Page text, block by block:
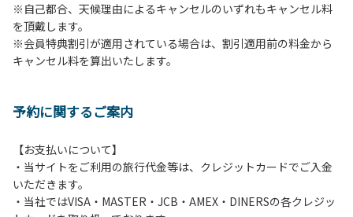
・電源は各サイトにありますのでご利用ください。ただし、
発電機等は使用できません。
・キャンプサイトでは、車のエンジンを停止してください。
・場内での制限速度は10㎞/h以下です。
用）はお止めください。
自己管理責任とさせていただきます。
※自己都合、天候理由によるキャンセルのいずれもキャンセル料
を頂戴します。
※会員特典割引が適用されている場合は、割引適用前の料金から
キャンセル料を算出いたします。
予約に関するご案内
【お支払いについて】
・当サイトをご利用の旅行代金等は、クレジットカードでご入金
いただきます。
・当社ではVISA・MASTER・JCB・AMEX・DINERSの各クレジッ